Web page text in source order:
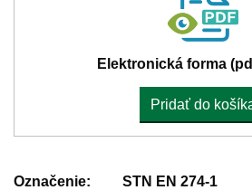
Elektronická forma
Pridať do
Označenie: STN EN 274-1